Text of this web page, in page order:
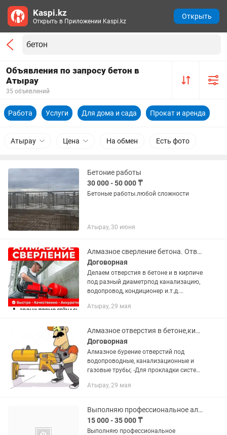
Объявления по запросу бетон в
Атырау
35 объявлений
Работа Услуги Для дома и сада Прокат и аренда
Атырау Цена На обмен Есть фото
Бетоние работы
30 000 - 50 000 ₸
Бетоные работы.любой сложности
Атырау, 30 июня
Алмазное сверление бетона. Отверстия по вытяжку. Отверстия в стене
Договорная
Делаем отверстия в бетоне и в кирпиче
под разный диаметрпод канализацию,
водопровод, кондиционер и.т.д.
Атырау, 29 мая
Алмазное отверстия в бетоне,кирпиче.
Договорная
Алмазное бурение отверстий под
водопроводные, канализационные и
газовые трубы; -Для прокладки систем
противопожарных систем; -Для систем
Режем...
Атырау, 29 мая
Выполняю профессиональное алмазное бурение отверстий в бетоне.
15 000 - 35 000 ₸
Выполняю профессиональное
Kaspi.kz
Открыть в Приложении Kaspi.kz
Открыть